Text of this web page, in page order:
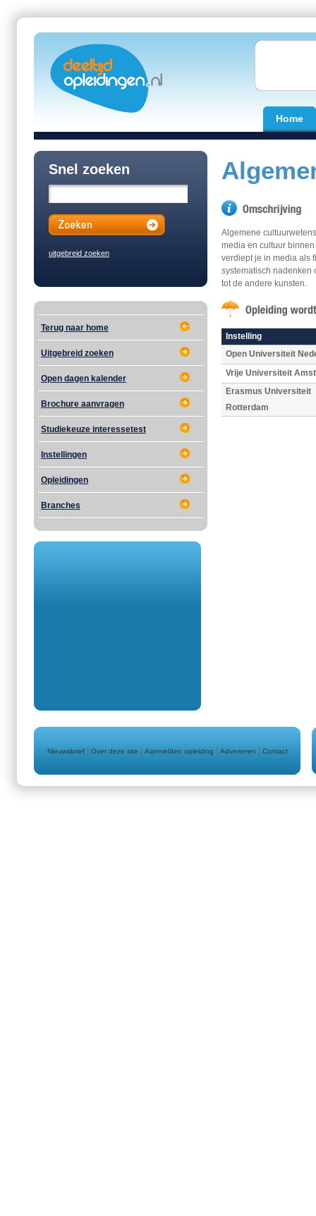
Home
Snel zoeken
uitgebreid zoeken
Terug naar home
Uitgebreid zoeken
Open dagen kalender
Brochure aanvragen
Studiekeuze interessetest
Instellingen
Opleidingen
Branches
Algemene
media en cultuur
verdiept je in media als
systematisch nadenken
tot de andere kunsten.
Instelling
Open Universiteit
Vrije Universiteit
Erasmus Universiteit
Rotterdam
Nieuwsbrief| Over deze site Aanmelden opleiding Adverteren Contact